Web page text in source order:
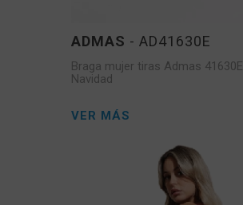
ADMAS - AD41630E
Braga mujer tiras Admas 41630E
Navidad
VER MÁS